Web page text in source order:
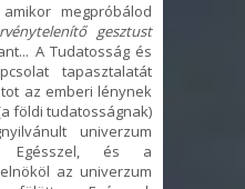
megpróbálod
gesztust
A Tudatosság és
tapasztalatát
az emberi lénynek
földi tudatosságnak)
univerzum
Egésszel, és a
az univerzum